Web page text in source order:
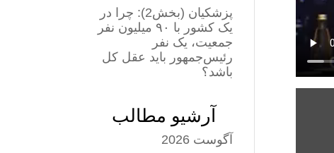
پزشکیان (بخش2): چرا در
یک کشور با ۹۰ میلیون نفر
جمعیت، یک نفر
رئیس‌جمهور باید عقل کل
باشد؟
آرشیو مطالب
آگوست 2026